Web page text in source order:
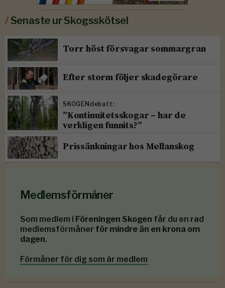
/Senaste ur Skogsskötsel
Torr höst försvagar sommargran
Efter storm följer skadegörare
SKOGENdebatt:
”Kontinuitetsskogar – har de
verkligen funnits?”
Prissänkningar hos Mellanskog
Medlemsförmåner
Som medlem i Föreningen Skogen får du en rad
medlemsförmåner för mindre än en krona om
dagen.
Förmåner för dig som är medlem